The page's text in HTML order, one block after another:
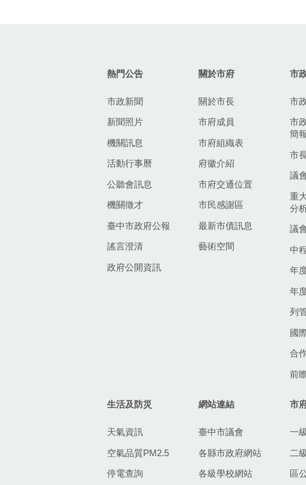
熱門公告
市政新聞
新聞照片
機關訊息
活動行事曆
公聽會訊息
機關徵才
臺中市政府公報
謠言澄清
政府公開資訊
關於市府
關於市長
市府成員
市府組織表
府徽介紹
市府交通位置
市民感謝區
最新市債訊息
藝術空間
市
市
市
簡
市
議
重
分
議
中
年
年
列
國
合
前
生活及防災
天氣資訊
空氣品質PM2.5
停電查詢
網站連結
臺中市議會
各縣市政府網站
各級學校網站
市
一
二
區